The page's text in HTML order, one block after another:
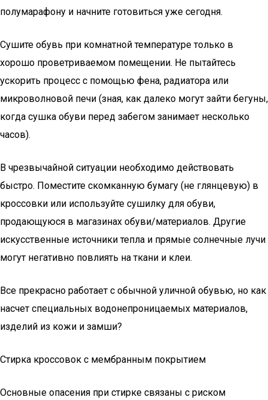
полумарафону и начните готовиться уже сегодня.
Сушите обувь при комнатной температуре только в
хорошо проветриваемом помещении. Не пытайтесь
ускорить процесс с помощью фена, радиатора или
микроволновой печи (зная, как далеко могут зайти бегуны,
когда сушка обуви перед забегом занимает несколько
часов).
В чрезвычайной ситуации необходимо действовать
быстро. Поместите скомканную бумагу (не глянцевую) в
кроссовки или используйте сушилку для обуви,
продающуюся в магазинах обуви/материалов. Другие
искусственные источники тепла и прямые солнечные лучи
могут негативно повлиять на ткани и клеи.
Все прекрасно работает с обычной уличной обувью, но как
насчет специальных водонепроницаемых материалов,
изделий из кожи и замши?
Стирка кроссовок с мембранным покрытием
Основные опасения при стирке связаны с риском